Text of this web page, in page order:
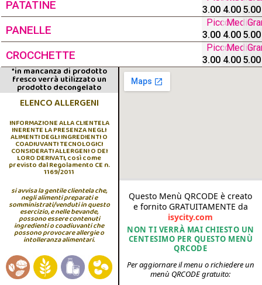
PATATINE
3.00 4.00 5.00
PANELLE
Piccola
3.00
Media
4.00 5.00
CROCCHETTE
Piccola
3.00
Media
4.00 5.00
*in mancanza di prodotto
fresco verrà utilizzato un
prodotto decongelato
ELENCO ALLERGENI
INFORMAZIONE ALLA CLIENTELA
INERENTE LA PRESENZA NEGLI
ALIMENTI DEGLI INGREDIENTI O
COADIUVANTI TECNOLOGICI
CONSIDERATI ALLERGENI O DEI
LORO DERIVATI, così come
previsto dal Regolamento CE n.
1169/2011
si avvisa la gentile clientela che,
negli alimenti preparati e
somministrati/venduti in questo
esercizio, e nelle bevande,
possono essere contenuti
ingredienti o coadiuvanti che
possono provocare allergie o
intolleranza alimentari.
Questo Menù QRCODE è creato
e fornito GRATUITAMENTE da
isycity.com
NON TI VERRÀ MAI CHIESTO UN
CENTESIMO PER QUESTO MENÙ
QRCODE
Per aggiornare il menu o richiedere un
menù QRCODE gratuito: